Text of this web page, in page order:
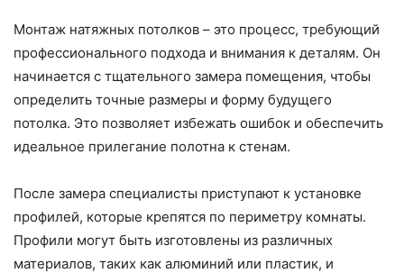
Монтаж натяжных потолков – это процесс, требующий
профессионального подхода и внимания к деталям. Он
начинается с тщательного замера помещения, чтобы
определить точные размеры и форму будущего
потолка. Это позволяет избежать ошибок и обеспечить
идеальное прилегание полотна к стенам.
После замера специалисты приступают к установке
профилей, которые крепятся по периметру комнаты.
Профили могут быть изготовлены из различных
материалов, таких как алюминий или пластик, и